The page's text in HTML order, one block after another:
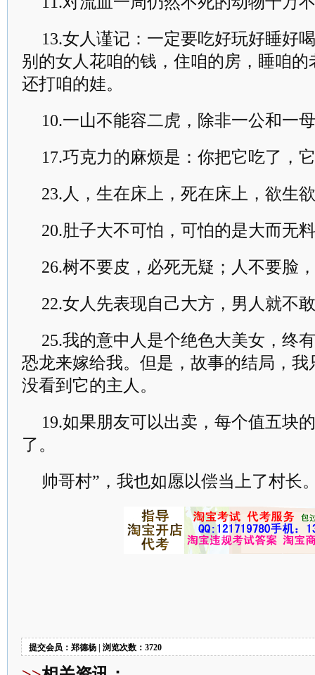
13.女人谨记：一定要吃好玩好睡好
别的女人花咱的钱，住咱的房，睡咱
还打咱的娃。
10.一山不能容二虎，除非一公和一
17.巧克力的麻烦是：你把它吃了，
23.人，生在床上，死在床上，欲生
20.肚子大不可怕，可怕的是大而无
26.树不要皮，必死无疑；人不要脸
22.女人先表现自己大方，男人就不
25.我的意中人是个绝色大美女，终
恐龙来嫁给我。但是，故事的结局，
没看到它的主人。
19.如果朋友可以出卖，每个值五块
了。
帅哥村”，我也如愿以偿当上了村长
提交会员：郑德杨 | 浏览次数：3720